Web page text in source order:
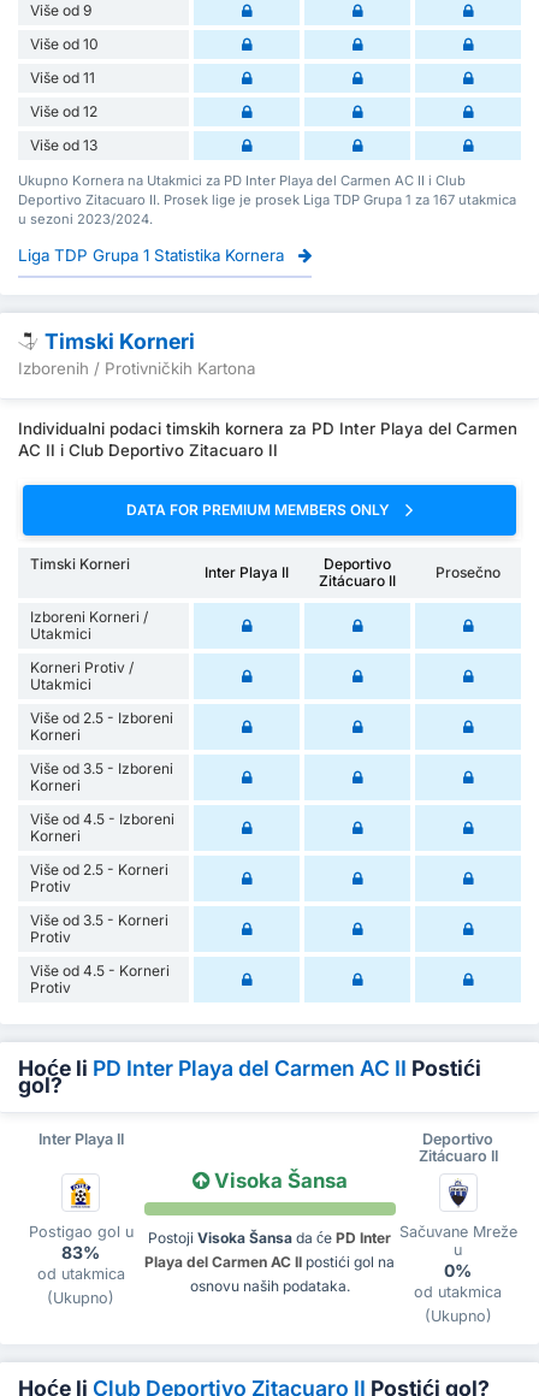
Više od 9
Više od 10
Više od 11
Više od 12
Više od 13
Ukupno Kornera na Utakmici za PD Inter Playa del Carmen AC II i Club
Deportivo Zitacuaro II. Prosek lige je prosek Liga TDP Grupa 1 za 167 utakmica
u sezoni 2023/2024.
Liga TDP Grupa 1 Statistika Kornera
Timski Korneri
Izborenih / Protivničkih Kartona
Individualni podaci timskih kornera za PD Inter Playa del Carmen
AC II i Club Deportivo Zitacuaro II
DATA FOR PREMIUM MEMBERS ONLY
Timski Korneri Inter Playa II
Deportivo
Zitácuaro II
Prosečno
Izboreni Korneri /
Utakmici
Korneri Protiv /
Utakmici
Više od 2.5 - Izboreni
Korneri
Više od 3.5 - Izboreni
Korneri
Više od 4.5 - Izboreni
Korneri
Više od 2.5 - Korneri
Protiv
Više od 3.5 - Korneri
Protiv
Više od 4.5 - Korneri
Protiv
Hoće li PD Inter Playa del Carmen AC II Postići
gol?
Inter Playa II
Deportivo
Zitácuaro II
Postigao gol u
83%
od utakmica
(Ukupno)
Visoka Šansa
Postoji Visoka Šansa da će PD Inter
Playa del Carmen AC II postići gol na
osnovu naših podataka.
Sačuvane Mreže
u
0%
od utakmica
(Ukupno)
Hoće li Club Deportivo Zitacuaro II Postići gol?